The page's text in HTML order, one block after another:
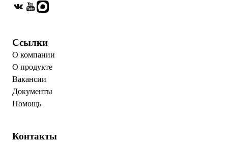
Ссылки
О компании
О продукте
Вакансии
Документы
Помощь
Контакты